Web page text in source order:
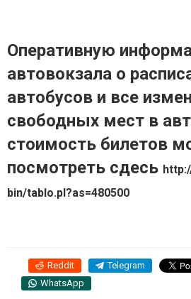
Оперативную
автовокзала о
автобусов и все
свободных мест в
стоимость билетов
посмотреть сдесь
bin/tablo.pl?as=480500
Reddit Telegram
WhatsApp